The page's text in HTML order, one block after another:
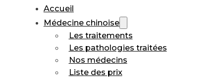
Accueil
Médecine chinoise
Les traitements
Les pathologies traitées
Nos médecins
Liste des prix